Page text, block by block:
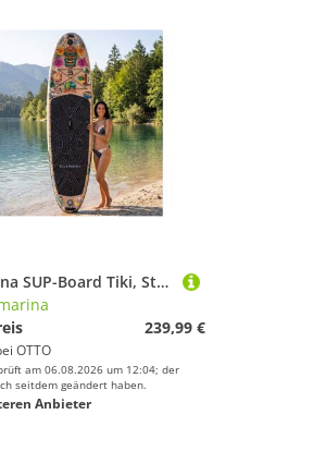
Bluemarina SUP-Board Tiki, Stand Up Paddle aufblasbar mit Paddel, SUP, 5J Garantie, (Stand Up Paddle, SUP), 5 Jahre Garantie, Stand Up Paddle, SUP, SUP Board
239,99 €
OTTO
am 06.08.2026 um 12:04; der
seitdem geändert haben.
Anbieter